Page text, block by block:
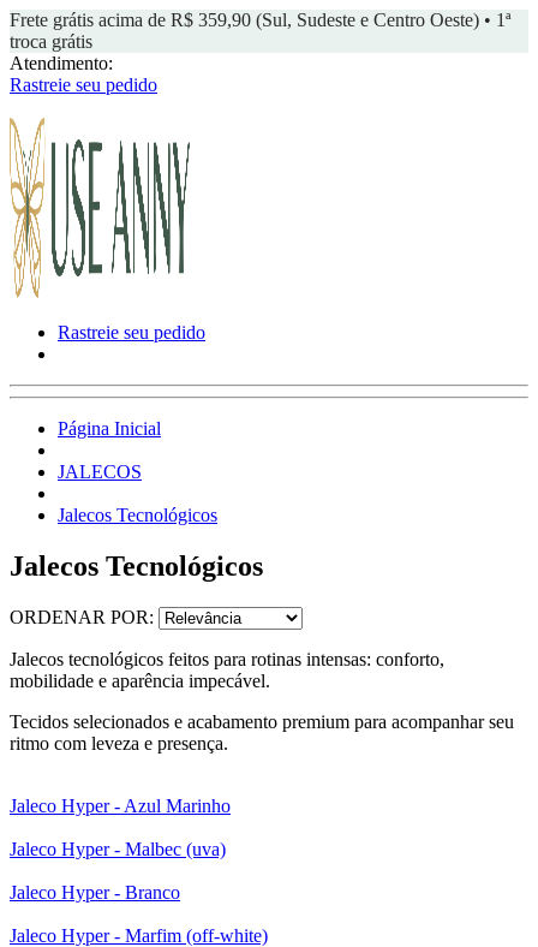
Frete grátis acima de R$ 359,90 (Sul, Sudeste e Centro Oeste) • 1ª
troca grátis
Atendimento:
Rastreie seu pedido
Rastreie seu pedido
Página Inicial
JALECOS
Jalecos Tecnológicos
Jalecos Tecnológicos
ORDENAR POR:
Jalecos tecnológicos feitos para rotinas intensas: conforto,
mobilidade e aparência impecável.
Tecidos selecionados e acabamento premium para acompanhar seu
ritmo com leveza e presença.
Jaleco Hyper - Azul Marinho
Jaleco Hyper - Malbec (uva)
Jaleco Hyper - Branco
Jaleco Hyper - Marfim (off-white)